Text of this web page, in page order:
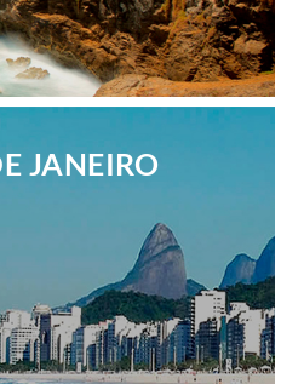
JANEIRO